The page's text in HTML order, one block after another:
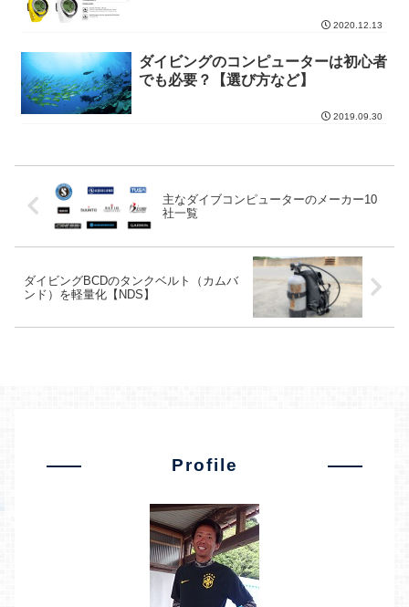
2020.12.13
ダイビングのコンピューターは初心者
でも必要？【選び方など】
2019.09.30
主なダイブコンピューターのメーカー10
社一覧
ダイビングBCDのタンクベルト（カムバ
ンド）を軽量化【NDS】
Profile